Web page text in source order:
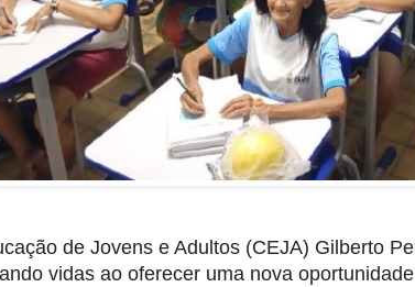
de Jovens e Adultos (CEJA) Gilberto
vidas ao oferecer uma nova